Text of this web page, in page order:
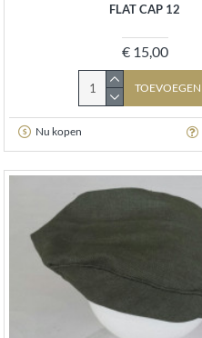
FLAT CAP 12
€ 15,00
TOEVOEGEN
Nu kopen